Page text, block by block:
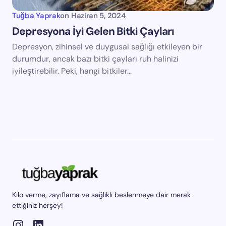
Tuğba Yaprakon Haziran 5, 2024
Depresyona İyi Gelen Bitki Çayları
Depresyon, zihinsel ve duygusal sağlığı etkileyen bir
durumdur, ancak bazı bitki çayları ruh halinizi
iyileştirebilir. Peki, hangi bitkiler…
Kilo verme, zayıflama ve sağlıklı beslenmeye dair merak
ettiğiniz herşey!